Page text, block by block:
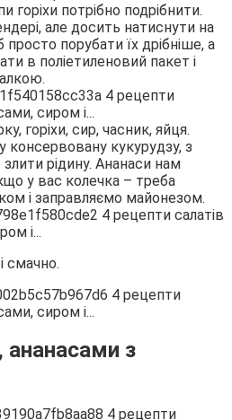
горіхи потрібно подрібнити.
але досить натиснути на
порубати їх дрібніше, а
в поліетиленовий пакет і
горіхи, сир, часник, яйця.
кукурудзу, з
рідину. Ананаси нам
у вас колечка – треба
і заправляємо майонезом.
смачно.
ананасами з